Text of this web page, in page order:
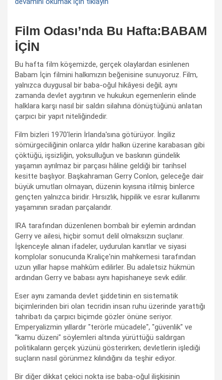
Film Odası’nda Bu Hafta:BABAM
İÇİN
Bu hafta film köşemizde, gerçek olaylardan esinlenen
Babam İçin filmini halkımızın beğenisine sunuyoruz. Film,
yalnızca duygusal bir baba-oğul hikâyesi değil; aynı
zamanda devlet aygıtının ve hukukun egemenlerin elinde
halklara karşı nasıl bir saldırı silahına dönüştüğünü anlatan
çarpıcı bir yapıt niteliğindedir.
Film bizleri 1970'lerin İrlanda'sına götürüyor. İngiliz
sömürgeciliğinin onlarca yıldır halkın üzerine karabasan gibi
çöktüğü, işsizliğin, yoksulluğun ve baskının gündelik
yaşamın ayrılmaz bir parçası hâline geldiği bir tarihsel
kesitte başlıyor. Başkahraman Gerry Conlon, geleceğe dair
büyük umutları olmayan, düzenin kıyısına itilmiş binlerce
gençten yalnızca biridir. Hırsızlık, hippilik ve esrar kullanımı
yaşamının sıradan parçalarıdır.
IRA tarafından düzenlenen bombalı bir eylemin ardından
Gerry ve ailesi, hiçbir somut delil olmaksızın suçlanır.
İşkenceyle alınan ifadeler, uydurulan kanıtlar ve siyasi
komplolar sonucunda Kraliçe'nin mahkemesi tarafından
uzun yıllar hapse mahkûm edilirler. Bu adaletsiz hükmün
ardından Gerry ve babası aynı hapishaneye sevk edilir.
Eser aynı zamanda devlet şiddetinin en sistematik
biçimlerinden biri olan tecridin insan ruhu üzerinde yarattığı
tahribatı da çarpıcı biçimde gözler önüne seriyor.
Emperyalizmin yıllardır "terörle mücadele", "güvenlik" ve
"kamu düzeni" söylemleri altında yürüttüğü saldırgan
politikaların gerçek yüzünü gösterirken; devletlerin işlediği
suçların nasıl görünmez kılındığını da teşhir ediyor.
Bir diğer dikkat çekici nokta ise baba-oğul ilişkisinin